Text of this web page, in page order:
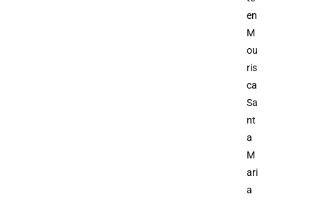
en
M
ou
ris
ca
Sa
nt
a
M
ari
a